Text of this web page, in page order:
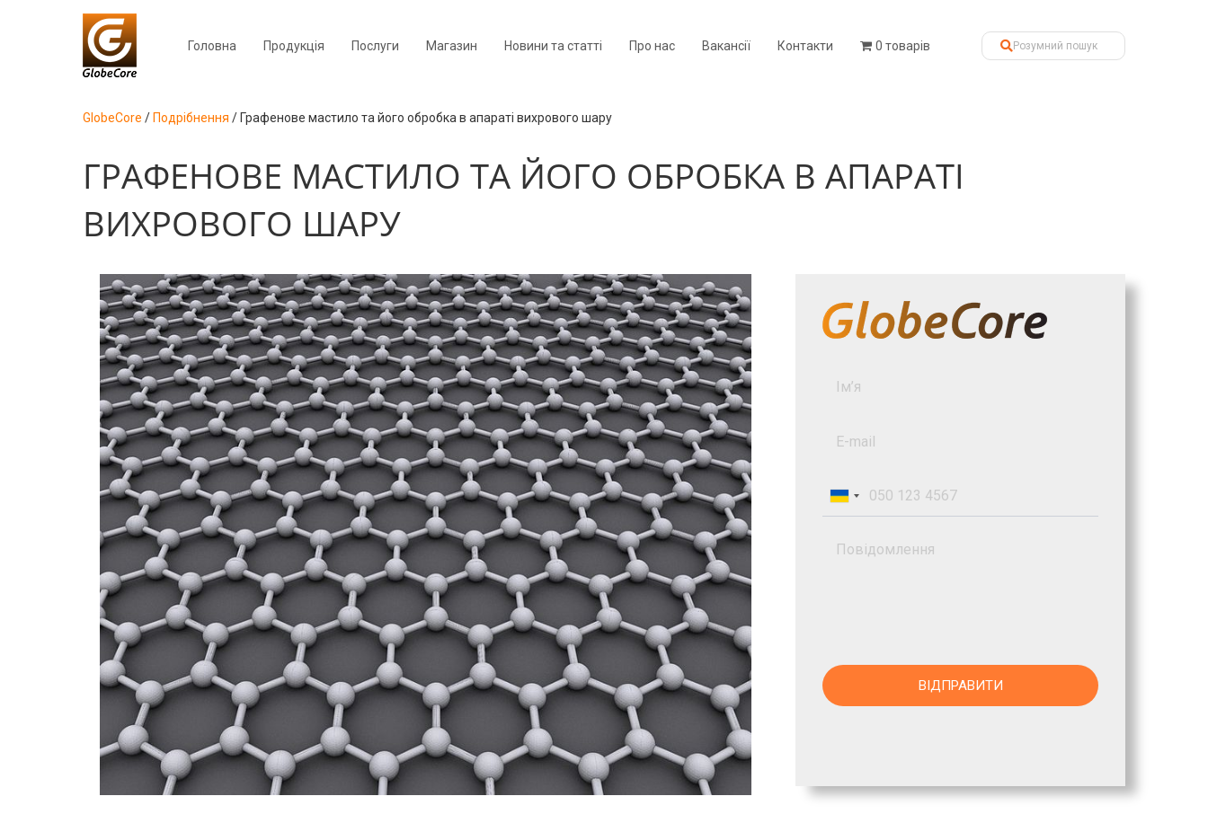
Головна Продукція Послуги Магазин Новини та статті Про нас Вакансії Контакти 0 товарів
GlobeCore / Подрібнення / Графенове мастило та його обробка в апараті вихрового шару
ГРАФЕНОВЕ МАСТИЛО ТА ЙОГО ОБРОБКА В АПАРАТІ
ВИХРОВОГО ШАРУ